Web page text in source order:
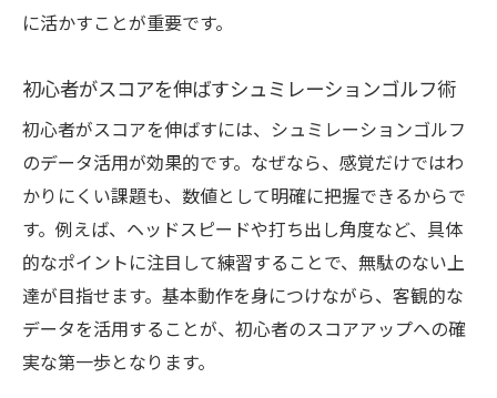
に活かすことが重要です。
初心者がスコアを伸ばすシュミレーションゴルフ術
初心者がスコアを伸ばすには、シュミレーションゴルフ
のデータ活用が効果的です。なぜなら、感覚だけではわ
かりにくい課題も、数値として明確に把握できるからで
す。例えば、ヘッドスピードや打ち出し角度など、具体
的なポイントに注目して練習することで、無駄のない上
達が目指せます。基本動作を身につけながら、客観的な
データを活用することが、初心者のスコアアップへの確
実な第一歩となります。